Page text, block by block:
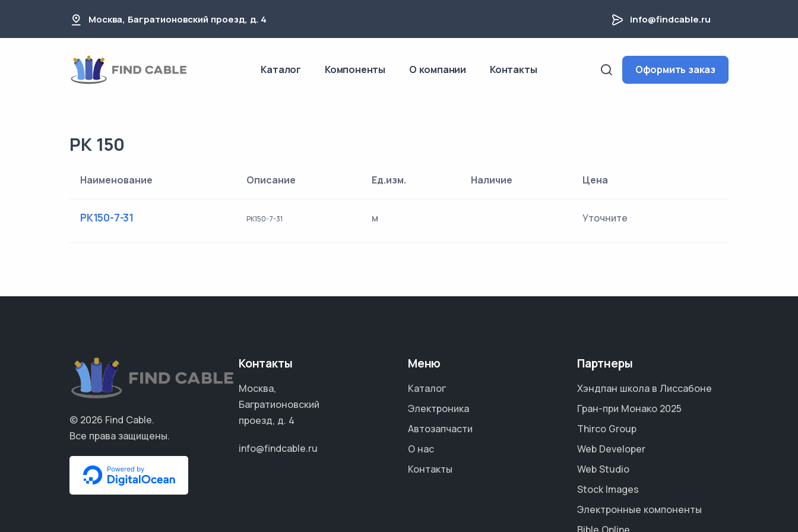
Москва, Багратионовский проезд, д. 4 info@findcable.ru
Каталог Компоненты О компании Контакты Оформить заказ
РК 150
Наименование Описание Ед.изм. Наличие Цена
РК150-7-31 РК150-7-31 м Уточните
© 2026 Find Cable.
Все права защищены.
Контакты
Москва,
Багратионовский
проезд, д. 4
info@findcable.ru
Меню
Каталог
Электроника
Автозапчасти
О нас
Контакты
Партнеры
Хэндпан школа в Лиссабоне
Гран-при Монако 2025
Thirco Group
Web Developer
Web Studio
Stock Images
Электронные компоненты